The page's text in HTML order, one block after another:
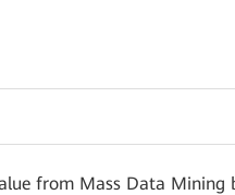
from Mass Data Mining